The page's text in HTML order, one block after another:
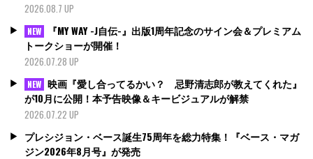
2026.08.7 UP
NEW
『MY WAY -J自伝-』出版1周年記念のサイン会＆プレミアム
トークショーが開催！
2026.07.28 UP
NEW 映画『愛し合ってるかい？ 忌野清志郎が教えてくれた』
が10月に公開！本予告映像＆キービジュアルが解禁
2026.07.22 UP
プレシジョン・ベース誕生75周年を総力特集！『ベース・マガ
ジン2026年8月号』が発売